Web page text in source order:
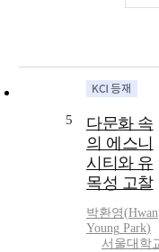
5
다문화 속
의 에스니
시티와 유
목성 고찰
박환영(Hwan
Young Park)
서울대학